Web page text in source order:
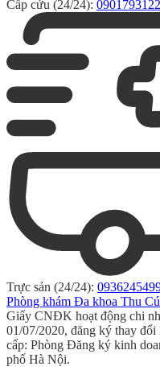
Cấp cứu (24/24): 0901793122
Trực sản (24/24):
Phòng khám Đa khoa Thu
Giấy CNĐK hoạt động chi
01/07/2020, đăng ký thay
cấp: Phòng Đăng ký kinh
phố Hà Nội.